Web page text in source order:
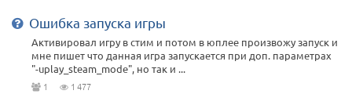
Ошибка запуска игры
Активировал игру в стим и потом в юплее произвожу запуск и
мне пишет что данная игра запускается при доп. параметрах
"-uplay_steam_mode", но так и ...
1 1 477